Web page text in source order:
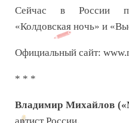
Сейчас в России
«Колдовская ночь» и
Официальный сайт:
* * *
Владимир Михайлов